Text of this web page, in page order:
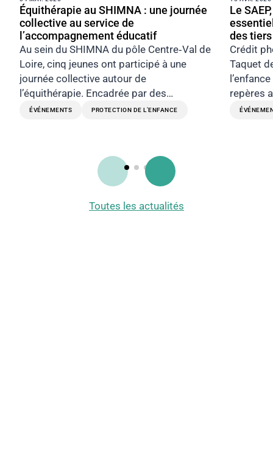
Équithérapie au SHIMNA : une journée
collective au service de
l’accompagnement éducatif
Au sein du SHIMNA du pôle Centre‑Val de
Loire, cinq jeunes ont participé à une
journée collective autour de
l’équithérapie. Encadrée par des…
ÉVÉNEMENTS PROTECTION DE L’ENFANCE
Le
des
Crédit
Taquet
repères
Toutes les actualités